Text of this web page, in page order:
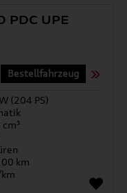
PDC UPE
Bestellfahrzeug
(204 PS)
km